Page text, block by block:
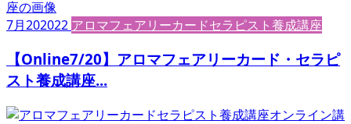
7月202022 アロマフェアリーカードセラピスト養成講座
【Online7/20】アロマフェアリーカード・セラピ
スト養成講座...